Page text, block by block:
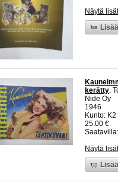
Näytä
kerätty,
Nide Oy
1946
Kunto:
25.00 €
Näytä